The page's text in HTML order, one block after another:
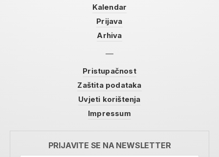
Kalendar
Prijava
Arhiva
Pristupačnost
Zaštita podataka
Uvjeti korištenja
Impressum
PRIJAVITE SE NA NEWSLETTER